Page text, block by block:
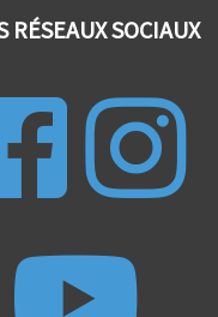
RÉSEAUX SOCIAUX